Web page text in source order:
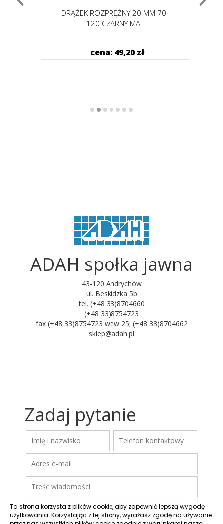
DRĄŻEK ROZPRĘŻNY 20 MM 70-
120 CZARNY MAT
cena: 49,20 zł
ADAH społka jawna
43-120 Andrychów
ul. Beskidzka 5b
tel. (+48 33)8704660
(+48 33)8754723
fax (+48 33)8754723 wew 25; (+48 33)8704662
sklep@adah.pl
Zadaj pytanie
Ta strona korzysta z plików cookie, aby zapewnić lepszą wygodę
użytkowania. Korzystając z tej strony, wyrażasz zgodę na używanie